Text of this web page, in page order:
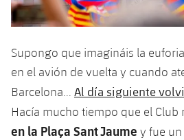
Supongo que imagináis la
en el avión de vuelta y cuando
Barcelona... Al día siguiente
Hacía mucho tiempo que el Club
en la Plaça Sant Jaume y fue